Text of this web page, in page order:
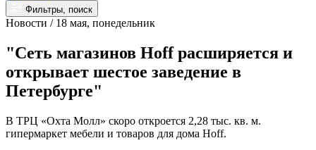
Фильтры, поиск
Новости / 18 мая, понедельник
"Сеть магазинов Hoff расширяется и
открывает шестое заведение в
Петербурге"
В ТРЦ «Охта Молл» скоро откроется 2,28 тыс. кв. м.
гипермаркет мебели и товаров для дома Hoff.